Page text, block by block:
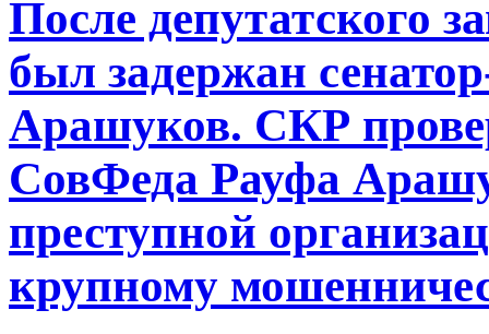
После депутатского
был задержан
Арашуков. СКР
СовФеда Рауфа
преступной
крупному